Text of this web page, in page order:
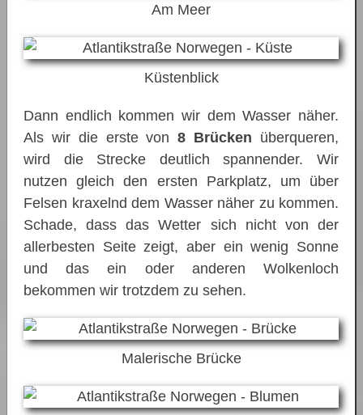
Am Meer
Küstenblick
Dann endlich kommen wir dem Wasser näher.
Als wir die erste von8 Brücken überqueren,
wird die Strecke deutlich spannender. Wir
nutzen gleich den ersten Parkplatz, um über
Felsen kraxelnd dem Wasser näher zu kommen.
Schade, dass das Wetter sich nicht von der
allerbesten Seite zeigt, aber ein wenig Sonne
und das ein oder anderen Wolkenloch
bekommen wir trotzdem zu sehen.
Malerische Brücke